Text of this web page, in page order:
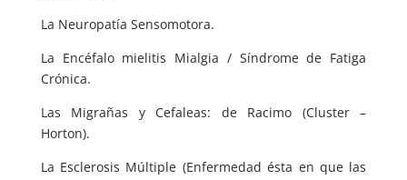
La Neuropatía Sensomotora.
La Encéfalo mielitis Mialgia / Síndrome de Fatiga
Crónica.
Las Migrañas y Cefaleas: de Racimo (Cluster –
Horton).
La Esclerosis Múltiple (Enfermedad ésta en que las